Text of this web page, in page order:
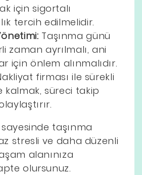
için sigortalı
tercih edilmelidir.
Taşınma günü
zaman ayrılmalı, ani
için önlem alınmalıdır.
firması ile sürekli
kalmak, süreci takip
taşınma
stresli ve daha düzenli
alanınıza
olursunuz.